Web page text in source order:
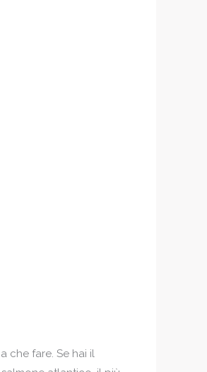
che fare. Se hai il